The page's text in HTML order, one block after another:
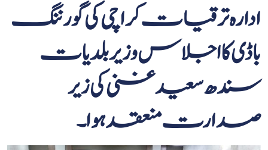
ادارہ ترقیات کراچی کی گورننگ
باڈی کا اجلاس وزیربلدیات
سندھ سعید غنی کی زیر
صدارت منعقد ہوا۔